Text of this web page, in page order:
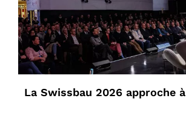
La Swissbau 2026 approche